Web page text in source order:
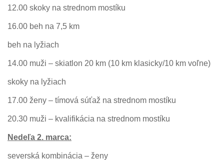
12.00 skoky na strednom mostíku
16.00 beh na 7,5 km
beh na lyžiach
14.00 muži – skiatlon 20 km (10 km klasicky/10 km voľne)
skoky na lyžiach
17.00 ženy – tímová súťaž na strednom mostíku
20.30 muži – kvalifikácia na strednom mostíku
Nedeľa 2. marca:
severská kombinácia – ženy